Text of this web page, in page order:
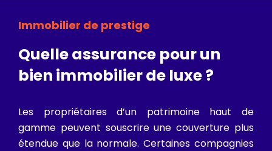
Immobilier de prestige
Quelle assurance pour un
bien immobilier de luxe ?
Les propriétaires d’un patrimoine haut de
gamme peuvent souscrire une couverture plus
étendue que la normale. Certaines compagnies